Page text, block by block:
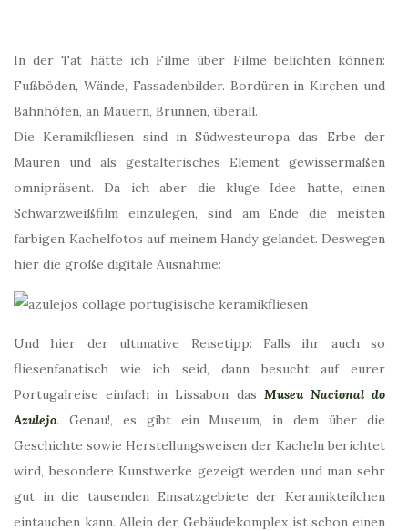
In der Tat hätte ich Filme über Filme belichten können:
Fußböden, Wände, Fassadenbilder. Bordüren in Kirchen und
Bahnhöfen, an Mauern, Brunnen, überall.
Die Keramikfliesen sind in Südwesteuropa das Erbe der
Mauren und als gestalterisches Element gewissermaßen
omnipräsent. Da ich aber die kluge Idee hatte, einen
Schwarzweißfilm einzulegen, sind am Ende die meisten
farbigen Kachelfotos auf meinem Handy gelandet. Deswegen
hier die große digitale Ausnahme:
Und hier der ultimative Reisetipp: Falls ihr auch so
fliesenfanatisch wie ich seid, dann besucht auf eurer
Portugalreise einfach in Lissabon das Museu Nacional do
Azulejo. Genau!, es gibt ein Museum, in dem über die
Geschichte sowie Herstellungsweisen der Kacheln berichtet
wird, besondere Kunstwerke gezeigt werden und man sehr
gut in die tausenden Einsatzgebiete der Keramikteilchen
eintauchen kann. Allein der Gebäudekomplex ist schon einen